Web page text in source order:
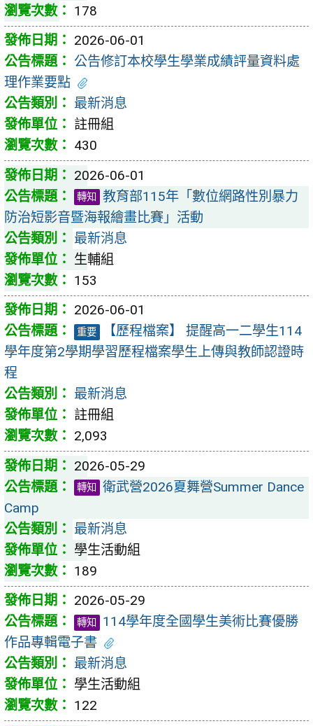
178
2026-06-01
公告修訂本校學生學業成績評量資料處
理作業要點
最新消息
註冊組
430
2026-06-01
轉知
教育部115年「數位網路性別暴力
防治短影音暨海報繪畫比賽」活動
最新消息
生輔組
153
2026-06-01
重要
【歷程檔案】 提醒高一二學生114
學年度第2學期學習歷程檔案學生上傳與教師認證時
程
最新消息
註冊組
2,093
2026-05-29
轉知
衛武營2026夏舞營Summer Dance
Camp
最新消息
學生活動組
189
2026-05-29
轉知
114學年度全國學生美術比賽優勝
作品專輯電子書
最新消息
學生活動組
122